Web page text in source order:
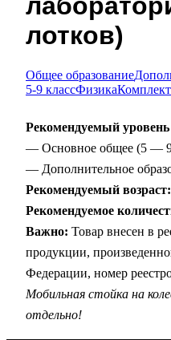
лотков)
Общее образование
5-9 классФизика
Рекомендуемый уровень
— Основное общее (5 — 9
— Дополнительное
Рекомендуемый возраст:
Рекомендуемое
Важно: Товар внесен в
продукции,
Федерации, номер
Мобильная стойка на
отдельно!